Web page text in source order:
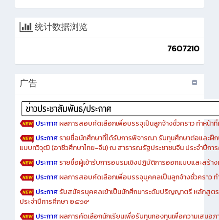
统计数据浏览
7607210
广告
ประกาศผลการสอบคัดเลือกเพื่อบรรจุเป็นลูกจ้างชั่วคราว ทำหน้าที่
ประกาศรายชื่อนักศึกษาที่ได้รับการพิจารณา รับทุนศึกษาต่อและฝึ
แบบทวิวุฒิ (อาชีวศึกษาไทย-จีน) ณ สาธารณรัฐประชาชนจีน ประจำปีก
ประกาศรายชื่อผู้เข้ารับการอบรมเชิงปฏิบัติการออกแบบและสร้า
ประกาศผลการสอบคัดเลือกเพื่อบรรจุบุคคลเป็นลูกจ้างชั่วคราว ท
ประกาศรับสมัครบุคคลเข้าเป็นนักศึกษาระดับปริญญาตรี หลักสูต
ประจำปีการศึกษา ๒๕๖๙
ประกาศผลการคัดเลือกนักเรียนเพื่อรับทุนกองทุนเพื่อความเสมอ